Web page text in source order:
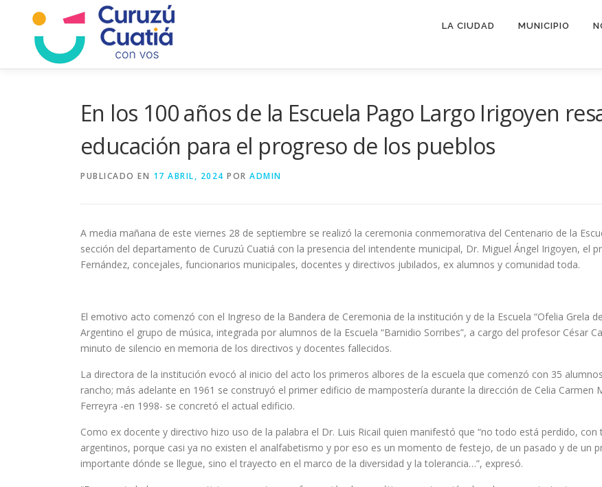
contenido
LA CIUDAD MUNICIPIO
En los 100 años de la Escuela Pago Largo Irigoyen
educación para el progreso de los pueblos
PUBLICADO EN 17 ABRIL, 2024 POR ADMIN
A media mañana de este viernes 28 de septiembre se realizó la ceremonia conmemorativa del Centenario de la
sección del departamento de Curuzú Cuatiá con la presencia del intendente municipal, Dr. Miguel Ángel Irigoyen, el
Fernández, concejales, funcionarios municipales, docentes y directivos jubilados, ex alumnos y comunidad toda.
El emotivo acto comenzó con el Ingreso de la Bandera de Ceremonia de la institución y de la Escuela “Ofelia Grela
Argentino el grupo de música, integrada por alumnos de la Escuela “Barnidio Sorribes”, a cargo del profesor César
minuto de silencio en memoria de los directivos y docentes fallecidos.
La directora de la institución evocó al inicio del acto los primeros albores de la escuela que comenzó con 35
rancho; más adelante en 1961 se construyó el primer edificio de mampostería durante la dirección de Celia Carmen
Ferreyra -en 1998- se concretó el actual edificio.
Como ex docente y directivo hizo uso de la palabra el Dr. Luis Ricail quien manifestó que “no todo está perdido,
argentinos, porque casi ya no existen el analfabetismo y por eso es un momento de festejo, de un pasado y de un
importante dónde se llegue, sino el trayecto en el marco de la diversidad y la tolerancia…”, expresó.